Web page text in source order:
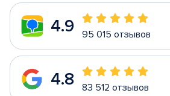
4.9 95 015 отзывов
4.8 83 512 отзывов